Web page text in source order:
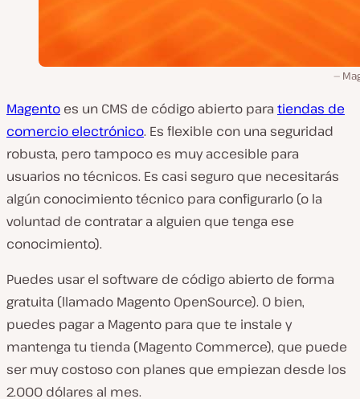
Magento es un CMS de código abierto para tiendas de
comercio electrónico. Es flexible con una seguridad
robusta, pero tampoco es muy accesible para
usuarios no técnicos. Es casi seguro que necesitarás
algún conocimiento técnico para configurarlo (o la
voluntad de contratar a alguien que tenga ese
conocimiento).
Puedes usar el software de código abierto de forma
gratuita (llamado Magento OpenSource). O bien,
puedes pagar a Magento para que te instale y
mantenga tu tienda (Magento Commerce), que puede
ser muy costoso con planes que empiezan desde los
2.000 dólares al mes.